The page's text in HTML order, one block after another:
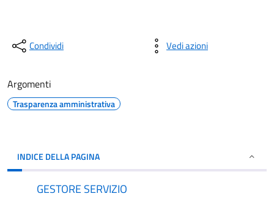
Condividi Vedi azioni
Argomenti
Trasparenza amministrativa
INDICE DELLA PAGINA
GESTORE SERVIZIO